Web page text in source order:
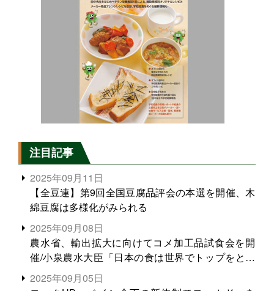
注目記事
2025年09月11日
【全豆連】第9回全国豆腐品評会の本選を開催、木
綿豆腐は多様化がみられる
2025年09月08日
農水省、輸出拡大に向けてコメ加工品試食会を開
催/小泉農水大臣「日本の食は世界でトップをとれ
る。米増産に向けて、米輸出需要の拡大を」
2025年09月05日